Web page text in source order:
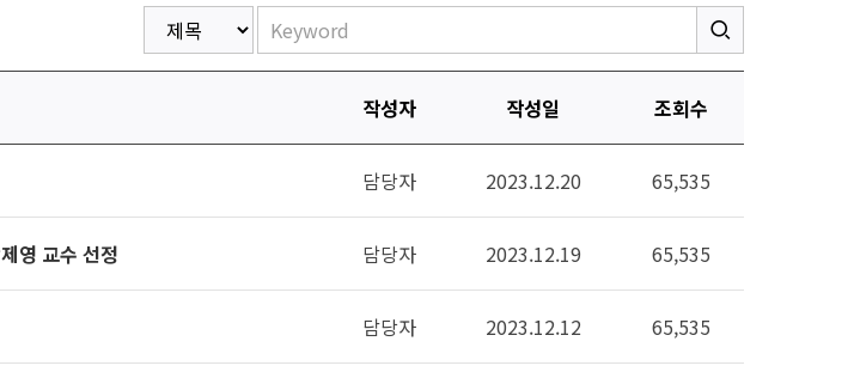
작성자 작성일 조회수
담당자 2023.12.20 65,535
영 교수 선정 담당자 2023.12.19 65,535
담당자 2023.12.12 65,535